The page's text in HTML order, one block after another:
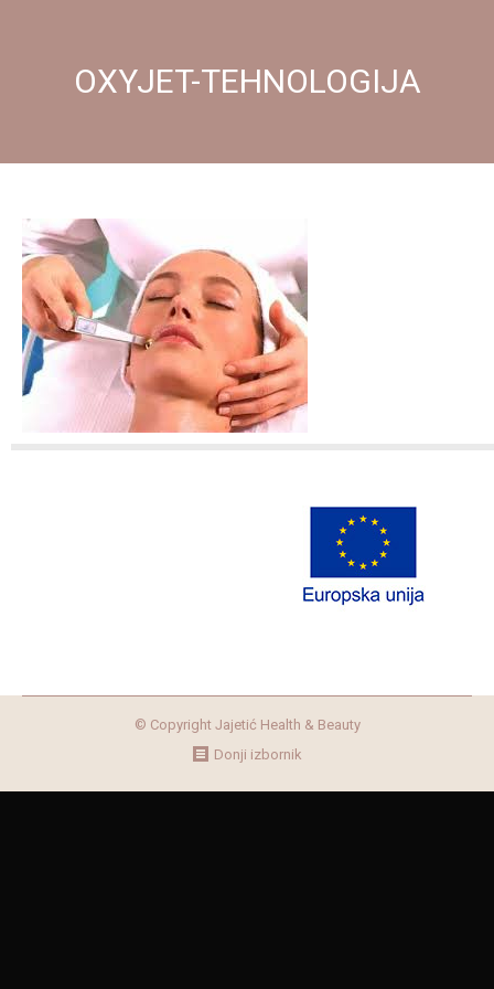
OXYJET-TEHNOLOGIJA
© Copyright Jajetić Health & Beauty
Donji izbornik